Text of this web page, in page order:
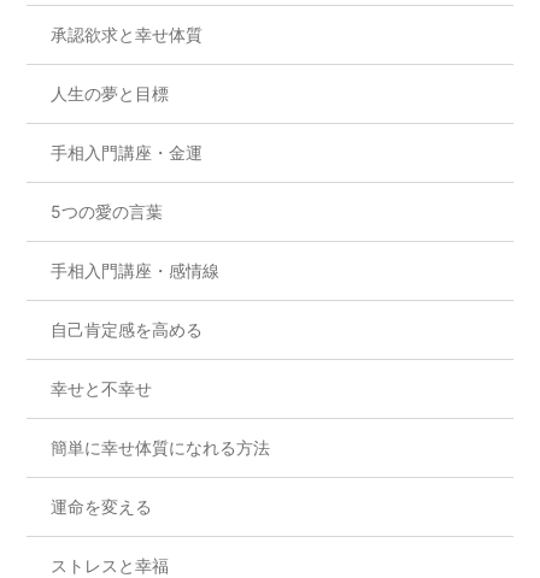
承認欲求と幸せ体質
人生の夢と目標
手相入門講座・金運
5つの愛の言葉
手相入門講座・感情線
自己肯定感を高める
幸せと不幸せ
簡単に幸せ体質になれる方法
運命を変える
ストレスと幸福